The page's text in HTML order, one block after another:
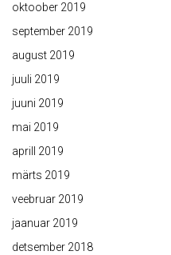
oktoober 2019
september 2019
august 2019
juuli 2019
juuni 2019
mai 2019
aprill 2019
märts 2019
veebruar 2019
jaanuar 2019
detsember 2018